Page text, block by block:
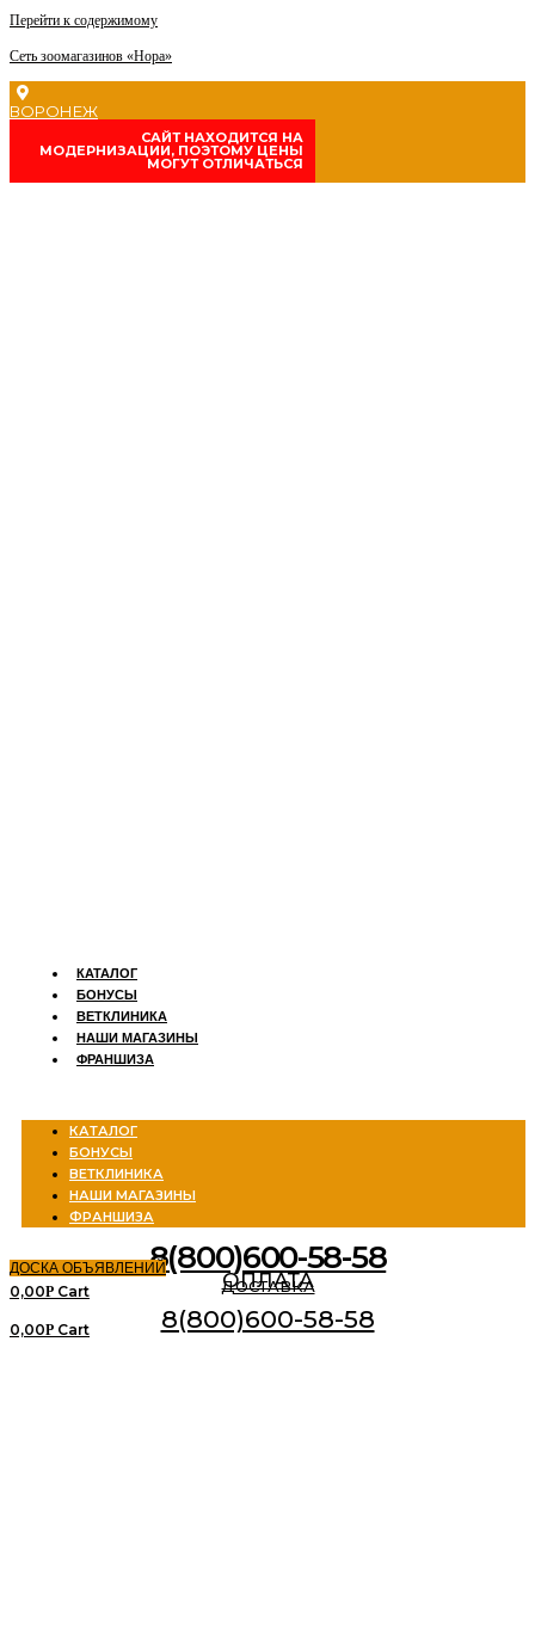
Перейти к содержимому
Сеть зоомагазинов «Нора»
ВОРОНЕЖ
CАЙТ НАХОДИТСЯ НА
МОДЕРНИЗАЦИИ, ПОЭТОМУ ЦЕНЫ
МОГУТ ОТЛИЧАТЬСЯ
КАТАЛОГ
БОНУСЫ
ВЕТКЛИНИКА
НАШИ МАГАЗИНЫ
ФРАНШИЗА
КАТАЛОГ
БОНУСЫ
ВЕТКЛИНИКА
НАШИ МАГАЗИНЫ
ФРАНШИЗА
8(800)600-58-58
ДОСКА ОБЪЯВЛЕНИЙ
ДОСТАВКА
ОПЛАТА
0,00Р Cart
8(800)600-58-58
0,00Р Cart